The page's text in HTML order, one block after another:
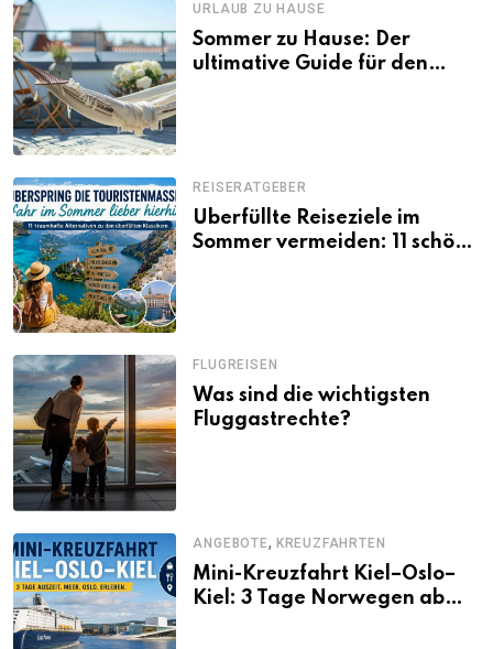
URLAUB ZU HAUSE
Sommer zu Hause: Der
ultimative Guide für den
REISERATGEBER
Überfüllte Reiseziele im
Sommer vermeiden: 11 schöne
FLUGREISEN
Was sind die wichtigsten
Fluggastrechte?
ANGEBOTE, KREUZFAHRTEN
Mini-Kreuzfahrt Kiel–Oslo–
Kiel: 3 Tage Norwegen ab